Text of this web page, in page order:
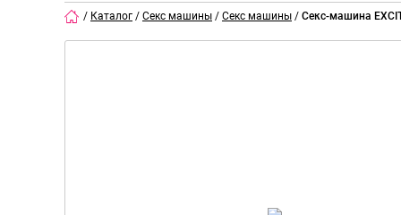
/ Каталог / Секс машины / Секс машины / Секс-машина